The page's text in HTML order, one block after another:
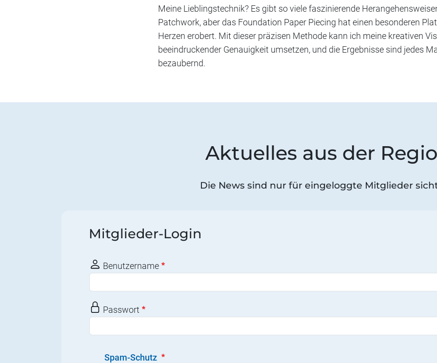
Meine Lieblingstechnik? Es gibt so viele faszinierende
Patchwork, aber das Foundation Paper Piecing hat einen besonderen
Herzen erobert. Mit dieser präzisen Methode kann ich meine kreativen
beeindruckender Genauigkeit umsetzen, und die Ergebnisse sind jedes
bezaubernd.
Aktuelles aus der
Die News sind nur für eingeloggte Mitglieder
Mitglieder-Login
Benutzername
Passwort
Spam-Schutz